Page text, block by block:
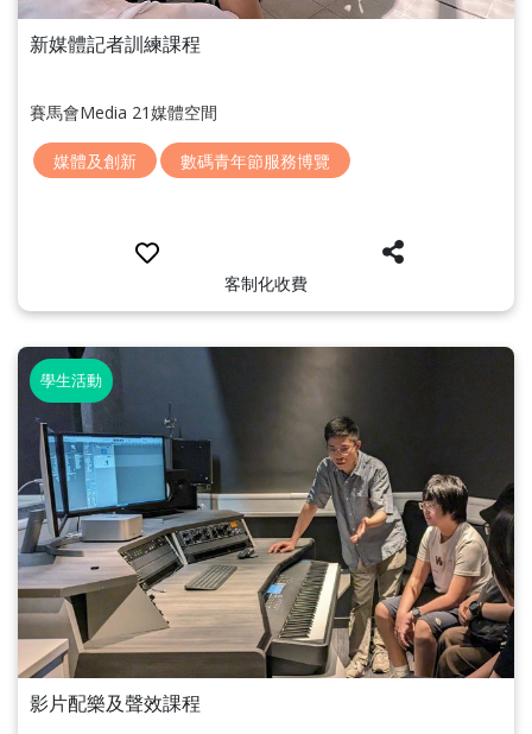
新媒體記者訓練課程
賽馬會Media 21媒體空間
媒體及創新 數碼青年節服務博覽
客制化收費
學生活動
影片配樂及聲效課程